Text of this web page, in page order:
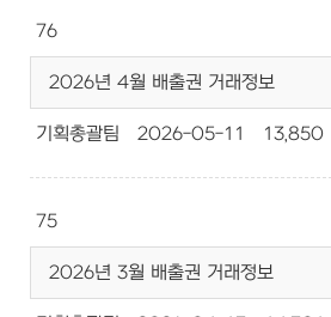
76
2026년 4월 배출권 거래정보
기획총괄팀 2026-05-11 13,850
75
2026년 3월 배출권 거래정보